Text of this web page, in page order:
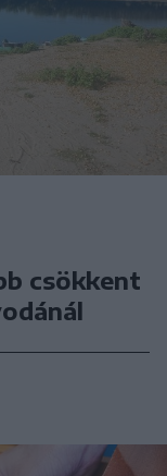
csökkent